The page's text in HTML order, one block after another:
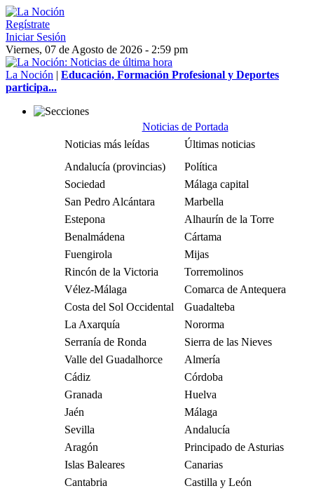
Regístrate
Iniciar Sesión
Viernes, 07 de Agosto de 2026 - 2:59 pm
La Noción | Educación, Formación Profesional y Deportes
participa...
Noticias de Portada
Noticias más leídas
Últimas noticias
Andalucía (provincias)
Política
Sociedad
Málaga capital
San Pedro Alcántara
Marbella
Estepona
Alhaurín de la Torre
Benalmádena
Cártama
Fuengirola
Mijas
Rincón de la Victoria
Torremolinos
Vélez-Málaga
Comarca de Antequera
Costa del Sol Occidental
Guadalteba
La Axarquía
Nororma
Serranía de Ronda
Sierra de las Nieves
Valle del Guadalhorce
Almería
Cádiz
Córdoba
Granada
Huelva
Jaén
Málaga
Sevilla
Andalucía
Aragón
Principado de Asturias
Islas Baleares
Canarias
Cantabria
Castilla y León